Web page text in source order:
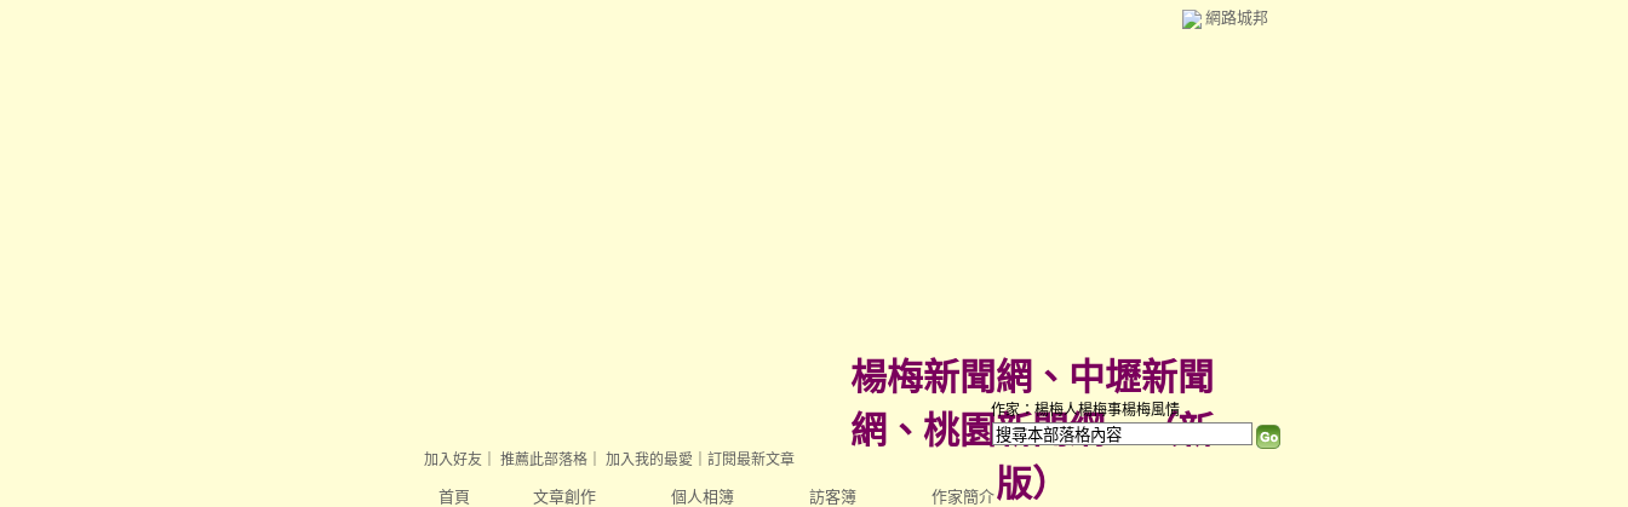
網路城邦
楊梅新聞網、中壢新聞
網、桃園新聞網（新
版）
首頁 文章創作 個人相簿 訪客簿 作家簡介
加入好友 推薦此部落格 加入我的最愛 訂閱最新文章
作家：楊梅人楊梅事楊梅風情